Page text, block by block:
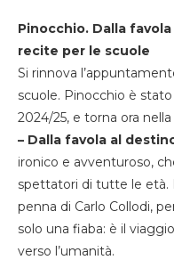
Pinocchio. Dalla
recite per le scuole
Si rinnova
scuole. Pinocchio è
2024/25, e torna ora
– Dalla favola al
ironico e avventuroso,
spettatori di tutte le età.
penna di Carlo Collodi,
solo una fiaba: è il
verso l’umanità.